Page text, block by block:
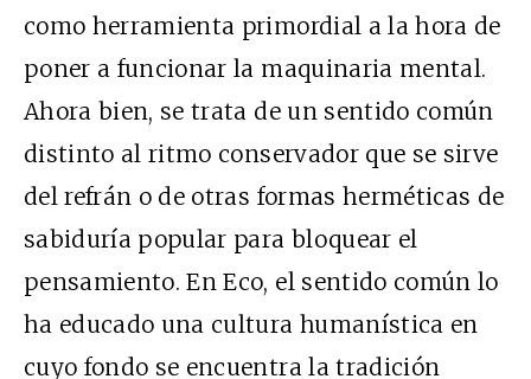
como herramienta primordial a la hora de
poner a funcionar la maquinaria mental.
Ahora bien, se trata de un sentido común
distinto al ritmo conservador que se sirve
del refrán o de otras formas herméticas de
sabiduría popular para bloquear el
pensamiento. En Eco, el sentido común lo
ha educado una cultura humanística en
cuyo fondo se encuentra la tradición